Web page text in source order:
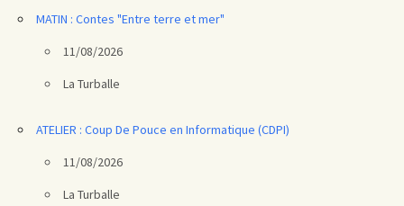
MATIN : Contes "Entre terre et mer"
11/08/2026
La Turballe
ATELIER : Coup De Pouce en Informatique (CDPI)
11/08/2026
La Turballe